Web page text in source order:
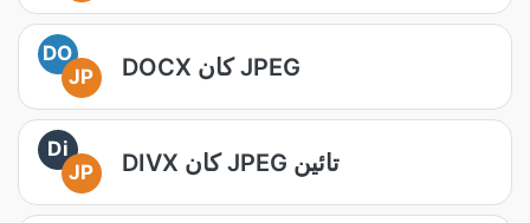
DO
JP
DOCX کان JPEG
Di
JP
DIVX کان JPEG تائين